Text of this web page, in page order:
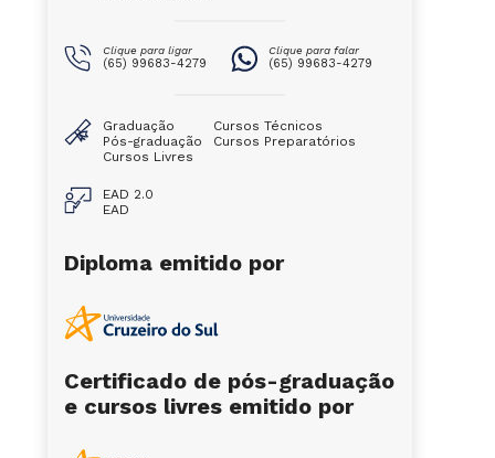
Clique para ligar
(65) 99683-4279
Clique para falar
(65) 99683-4279
Graduação
Pós-graduação
Cursos Livres
Cursos Técnicos
Cursos Preparatórios
EAD 2.0
EAD
Diploma emitido por
Certificado de pós-graduação
e cursos livres emitido por